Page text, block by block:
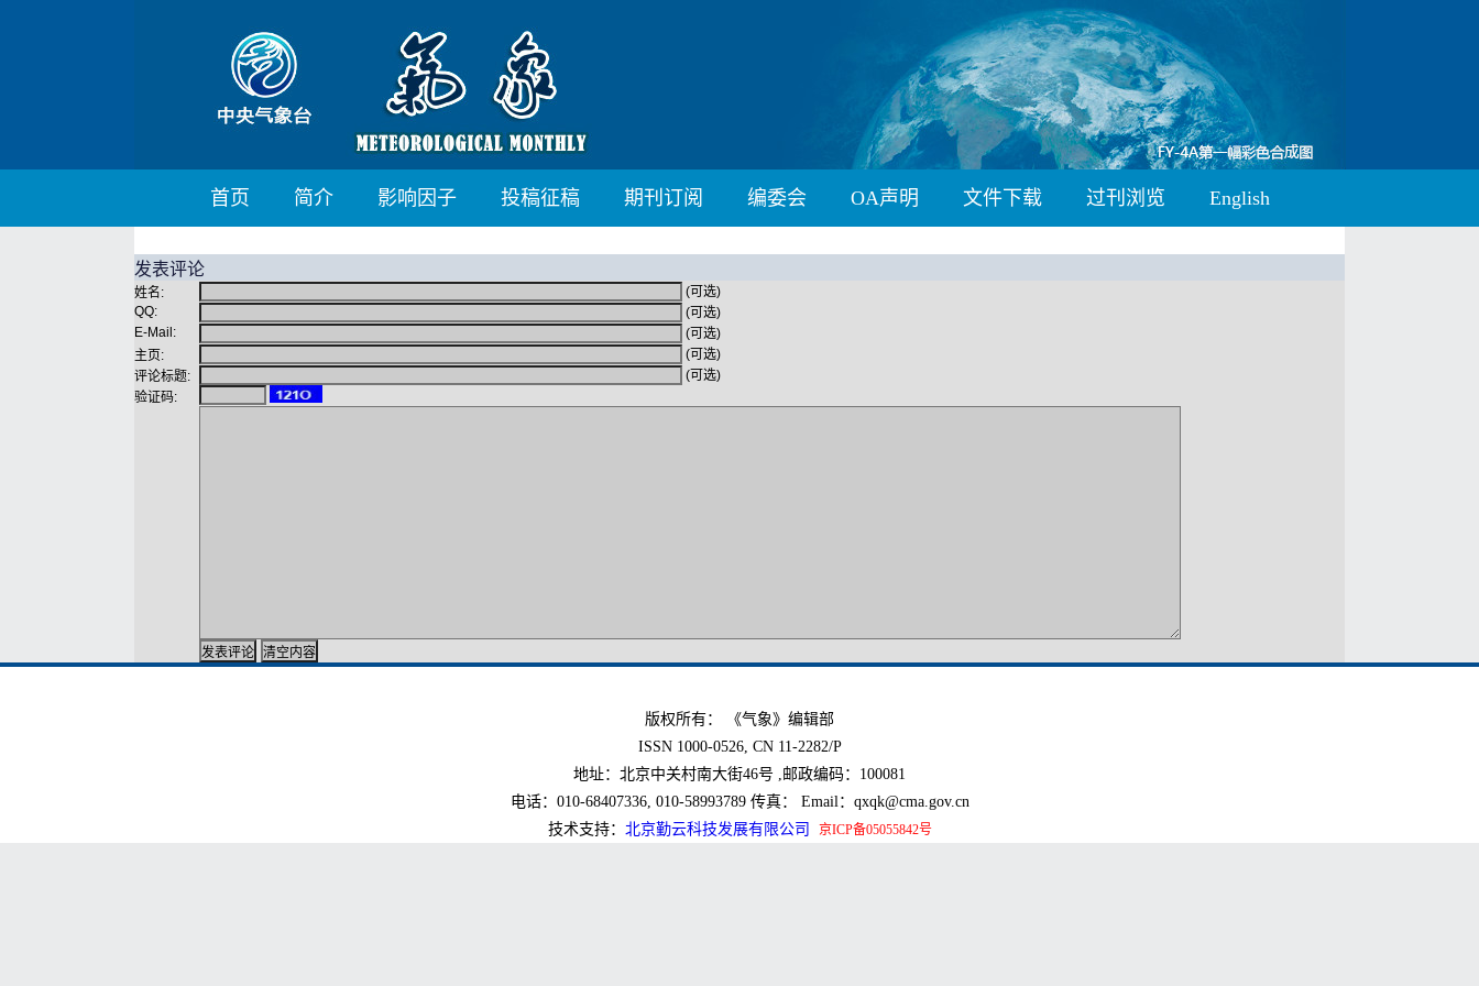
首页 简介 影响因子 投稿征稿 期刊订阅 编委会 OA声明 文件下载 过刊浏览 English
发表评论
姓名:
(可选)
QQ:
(可选)
E-Mail:
(可选)
主页:
(可选)
评论标题:
(可选)
验证码:
版权所有： 《气象》编辑部
ISSN 1000-0526, CN 11-2282/P
地址：北京中关村南大街46号 ,邮政编码：100081
电话：010-68407336, 010-58993789 传真： Email：qxqk@cma.gov.cn
技术支持： 北京勤云科技发展有限公司 京ICP备05055842号